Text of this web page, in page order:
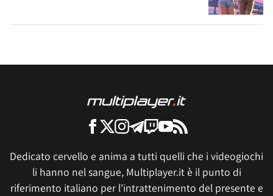
Dedicato cervello e anima a tutti quelli che i videogiochi
li hanno nel sangue, Multiplayer.it è il punto di
riferimento italiano per l'intrattenimento del presente e